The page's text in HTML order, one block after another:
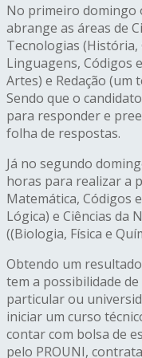
No primeiro domingo
abrange as áreas de
Tecnologias (História,
Linguagens, Códigos
Artes) e Redação
Sendo que o
para responder e
folha de respostas.
Já no segundo
horas para realizar a
Matemática, Códigos
Lógica) e Ciências da
((Biologia, Física e
Obtendo um
tem a possibilidade
particular ou
iniciar um curso
contar com bolsa de
pelo PROUNI,